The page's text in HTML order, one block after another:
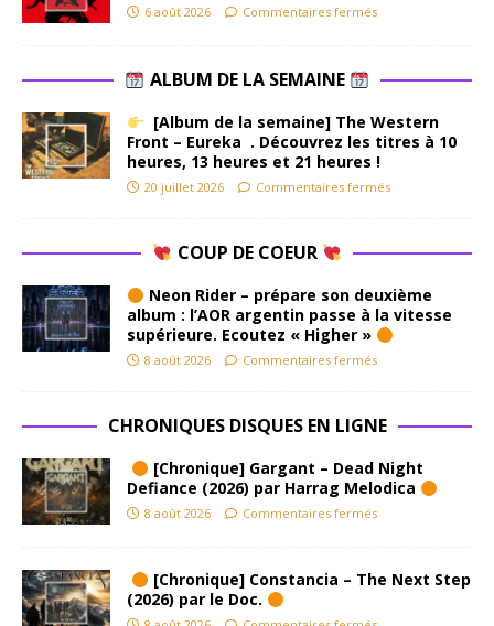
6 août 2026 Commentaires fermés
ALBUM DE LA SEMAINE
[Album de la semaine] The Western
Front – Eureka . Découvrez les titres à 10
heures, 13 heures et 21 heures !
20 juillet 2026 Commentaires fermés
COUP DE COEUR
Neon Rider – prépare son deuxième
album : l’AOR argentin passe à la vitesse
supérieure. Ecoutez « Higher »
8 août 2026 Commentaires fermés
CHRONIQUES DISQUES EN LIGNE
[Chronique] Gargant – Dead Night
Defiance (2026) par Harrag Melodica
8 août 2026 Commentaires fermés
[Chronique] Constancia – The Next Step
(2026) par le Doc.